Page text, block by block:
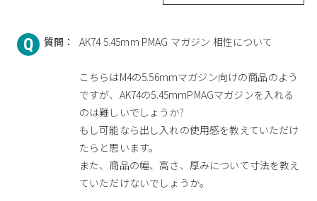
質問： AK74 5.45mm PMAG マガジン 相性について
こちらはM4の5.56mmマガジン向けの商品のよう
ですが、AK74の5.45mmPMAGマガジンを入れる
のは難しいでしょうか?
もし可能なら出し入れの使用感を教えていただけ
たらと思います。
また、商品の幅、高さ、厚みについて寸法を教え
ていただけないでしょうか。